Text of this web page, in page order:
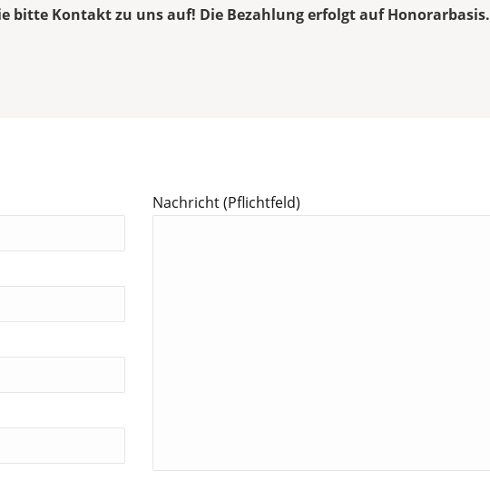
bitte Kontakt zu uns auf! Die Bezahlung erfolgt auf Honorarbasis.
Nachricht (Pflichtfeld)